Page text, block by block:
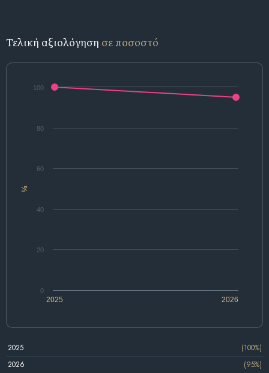
Τελική αξιολόγηση σε ποσοστό
%
2025 2026
0
20
40
60
80
100
2025
(100%)
2026
(95%)